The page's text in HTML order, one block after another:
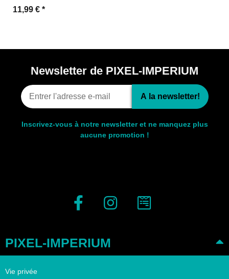
11,99 € *
Newsletter de PIXEL-IMPERIUM
A la newsletter!
Inscrivez-vous à notre newsletter et ne manquez plus
aucune promotion !
PIXEL-IMPERIUM
Vie privée